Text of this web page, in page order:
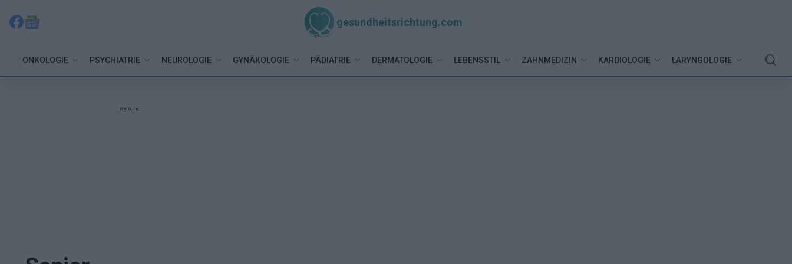
gesundheitsrichtung.com
ONKOLOGIE PSYCHIATRIE NEUROLOGIE GYNÄKOLOGIE PÄDIATRIE DERMATOLOGIE LEBENSSTIL ZAHNMEDIZIN KARDIOLOGIE LARYNGOLOGIE
Werbung: